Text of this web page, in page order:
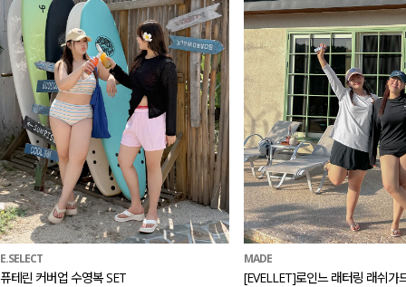
E.SELECT
퓨테린 커버업 수영복 SET
MADE
[EVELLET]로인느 래터링 래쉬가